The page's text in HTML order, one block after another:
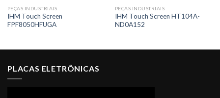
PEÇAS INDUSTRIAIS
IHM Touch Screen
FPF8050HFUGA
PEÇAS INDUSTRIAIS
IHM Touch Screen HT104A-
ND0A152
PLACAS ELETRÔNICAS